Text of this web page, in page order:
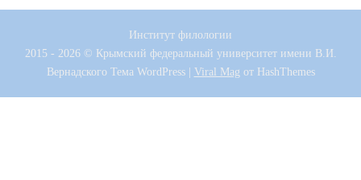
Институт филологии
2015 - 2026 © Крымский федеральный университет имени В.И.
ВернадскогоТема WordPress | Viral Mag от HashThemes